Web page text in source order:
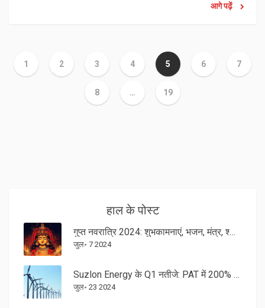
आगे पढ़ें
1 2 3 4 5 6 7
8 … 19
हाल के पोस्ट
गुप्त नवरात्रि 2024: शुभकामनाएं, भजन, मंत्र, श्लोक, GIF इमेज और वॉलपेपर
जुल॰ 7 2024
Suzlon Energy के Q1 नतीजे: PAT में 200% की जबरदस्त वृद्धि, राजस्व में 50% की बढ़ोतरी
जुल॰ 23 2024